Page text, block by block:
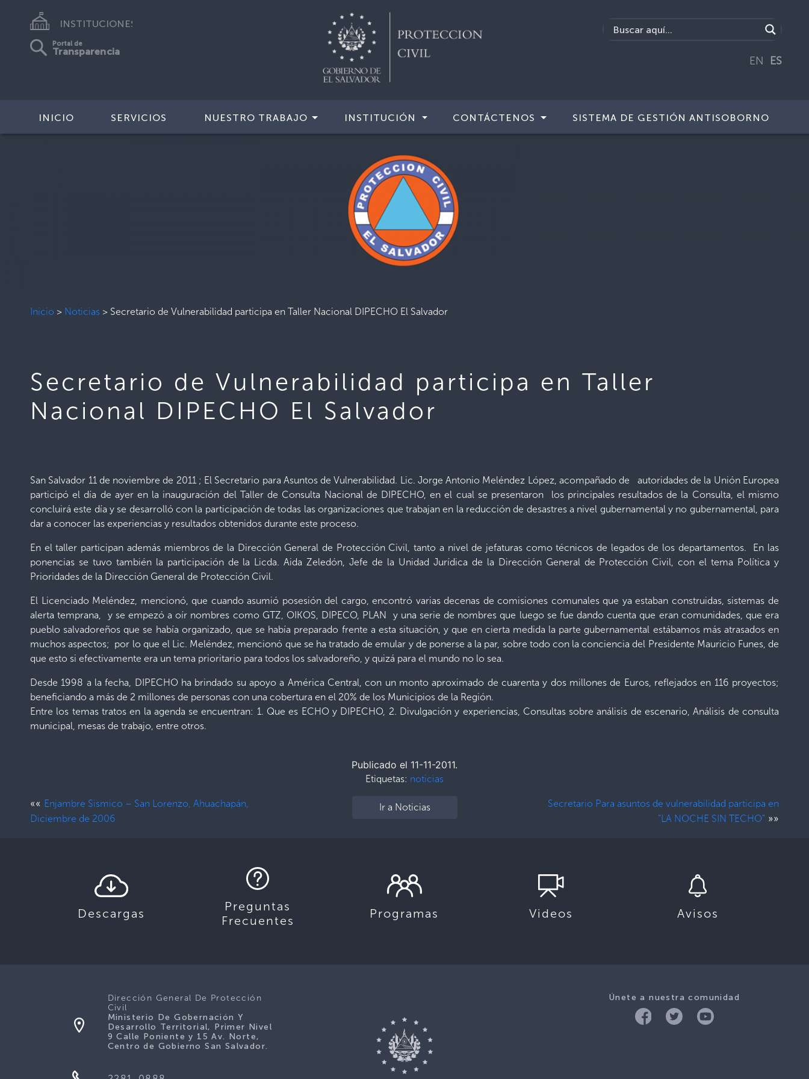
INSTITUCIONES
Portal de
Transparencia
EN ES
INICIO SERVICIOS NUESTRO TRABAJO INSTITUCIÓN CONTÁCTENOS SISTEMA DE GESTIÓN ANTISOBORNO
Inicio > Noticias > Secretario de Vulnerabilidad participa en Taller Nacional DIPECHO El Salvador
Secretario de Vulnerabilidad participa en Taller
Nacional DIPECHO El Salvador
San Salvador 11 de noviembre de 2011 ; El Secretario para Asuntos de Vulnerabilidad. Lic. Jorge Antonio Meléndez López, acompañado de autoridades de la Unión Europea
participó el día de ayer en la inauguración del Taller de Consulta Nacional de DIPECHO, en el cual se presentaron los principales resultados de la Consulta, el mismo
concluirá este día y se desarrolló con la participación de todas las organizaciones que trabajan en la reducción de desastres a nivel gubernamental y no gubernamental, para
dar a conocer las experiencias y resultados obtenidos durante este proceso.
En el taller participan además miembros de la Dirección General de Protección Civil, tanto a nivel de jefaturas como técnicos de legados de los departamentos. En las
ponencias se tuvo también la participación de la Licda. Aida Zeledón, Jefe de la Unidad Jurídica de la Dirección General de Protección Civil, con el tema Política y
Prioridades de la Dirección General de Protección Civil.
El Licenciado Meléndez, mencionó, que cuando asumió posesión del cargo, encontró varias decenas de comisiones comunales que ya estaban construidas, sistemas de
alerta temprana, y se empezó a oír nombres como GTZ, OIKOS, DIPECO, PLAN y una serie de nombres que luego se fue dando cuenta que eran comunidades, que era
pueblo salvadoreños que se había organizado, que se había preparado frente a esta situación, y que en cierta medida la parte gubernamental estábamos más atrasados en
muchos aspectos; por lo que el Lic. Meléndez, mencionó que se ha tratado de emular y de ponerse a la par, sobre todo con la conciencia del Presidente Mauricio Funes, de
que esto si efectivamente era un tema prioritario para todos los salvadoreño, y quizá para el mundo no lo sea.
Desde 1998 a la fecha, DIPECHO ha brindado su apoyo a América Central, con un monto aproximado de cuarenta y dos millones de Euros, reflejados en 116 proyectos;
beneficiando a más de 2 millones de personas con una cobertura en el 20% de los Municipios de la Región.
Entre los temas tratos en la agenda se encuentran: 1. Que es ECHO y DIPECHO, 2. Divulgación y experiencias, Consultas sobre análisis de escenario, Análisis de consulta
municipal, mesas de trabajo, entre otros.
Publicado el 11-11-2011.
Etiquetas: noticias
«« Enjambre Sismico – San Lorenzo, Ahuachapán,
Diciembre de 2006
Ir a Noticias
Secretario Para asuntos de vulnerabilidad participa en
"LA NOCHE SIN TECHO" »»
Descargas
Preguntas
Frecuentes
Programas Videos Avisos
Únete a nuestra comunidad
Dirección General De Protección
Civil
Ministerio De Gobernación Y
Desarrollo Territorial, Primer Nivel
9 Calle Poniente y 15 Av. Norte,
Centro de Gobierno San Salvador.